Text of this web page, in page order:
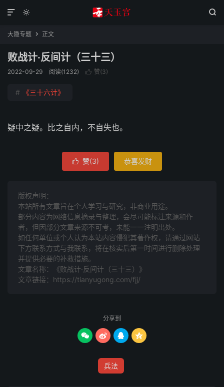
 

大隐专题  正文
败战计·反间计（三十三）
2022-09-29 阅读(1232)  赞(3)
# 《三十六计》
疑中之疑。比之自内，不自失也。
 赞(3) 恭喜发财
版权声明：
本站所有文章旨在个人学习与研究，非商业用途。
部分内容为网络信息摘录与整理，会尽可能标注来源和作
者，但因部分文章来源不可考，未能一一注明出处。
如任何单位或个人认为本站内容侵犯其著作权，请通过网站
下方联系方式与我联系​​，将在核实后第一时间进行删除处理
并提供必要的补救措施。
文章名称：《败战计·反间计（三十三）》
文章链接： https://tianyugong.com/fjj/
分享到
   
兵法